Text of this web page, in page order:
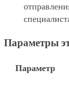
Параметры
Параметр